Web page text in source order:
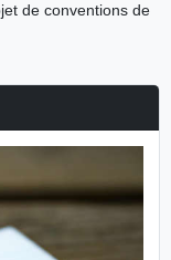
de conventions de